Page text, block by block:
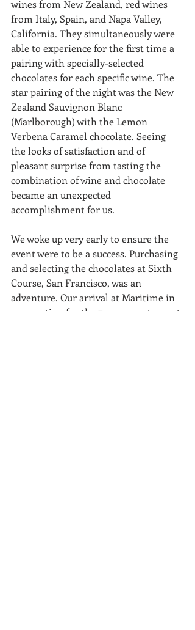
wines from New Zealand, red wines
from Italy, Spain, and Napa Valley,
California. They simultaneously were
able to experience for the first time a
pairing with specially-selected
chocolates for each specific wine. The
star pairing of the night was the New
Zealand Sauvignon Blanc
(Marlborough) with the Lemon
Verbena Caramel chocolate. Seeing
the looks of satisfaction and of
pleasant surprise from tasting the
combination of wine and chocolate
became an unexpected
accomplishment for us.
We woke up very early to ensure the
event were to be a success. Purchasing
and selecting the chocolates at Sixth
Course, San Francisco, was an
adventure. Our arrival at Maritime in
preparation for the 7 p.m. event was at